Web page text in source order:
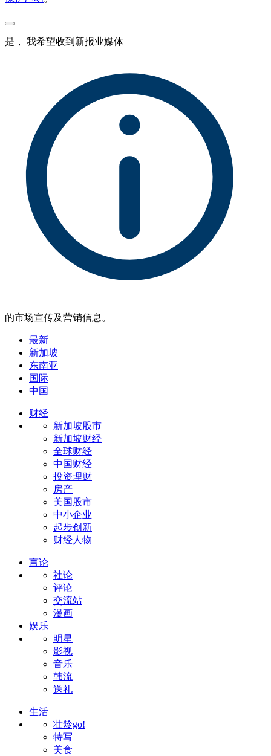
是， 我希望收到新报业媒体
的市场宣传及营销信息。
最新
新加坡
东南亚
国际
中国
财经
新加坡股市
新加坡财经
全球财经
中国财经
投资理财
房产
美国股市
中小企业
起步创新
财经人物
言论
社论
评论
交流站
漫画
娱乐
明星
影视
音乐
韩流
送礼
生活
壮龄go!
特写
美食